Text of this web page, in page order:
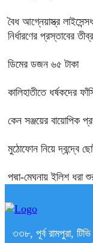
বৈধ আগ্নেয়াস্ত্র
নির্ধারণের প্রস্তাবের
ডিমের ডজন ৬৫ টাকা
কালিহাতীতে ধর্ষকদের
কেন সঞ্জয়ের বায়োপিক
মুঠোফোন নিয়ে দ্বন্দ্বে
পদ্মা-মেঘনায় ইলিশ ধরা
৩৩৮, পূর্ব রামপুরা,